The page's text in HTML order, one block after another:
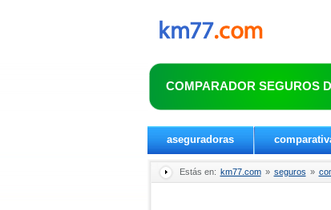
COMPARADOR SEGUROS
aseguradoras
Estás en: km77.com » seguros »